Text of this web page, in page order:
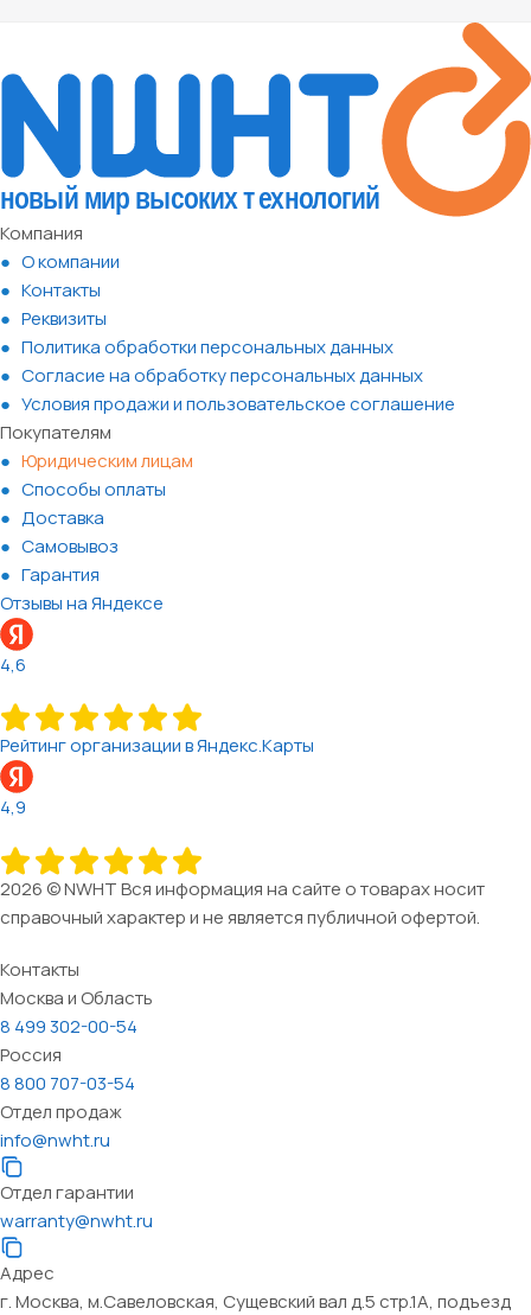
Компания
О компании
Контакты
Реквизиты
Политика обработки персональных данных
Согласие на обработку персональных данных
Условия продажи и пользовательское соглашение
Покупателям
Юридическим лицам
Способы оплаты
Доставка
Самовывоз
Гарантия
Отзывы на Яндексе
4,6
Рейтинг организации в Яндекс.Карты
4,9
2026 © NWHT Вся информация на сайте о товарах носит
справочный характер и не является публичной офертой.
Контакты
Москва и Область
8 499 302-00-54
Россия
8 800 707-03-54
Отдел продаж
info@nwht.ru
Отдел гарантии
warranty@nwht.ru
Адрес
г. Москва, м.Савеловская, Сущевский вал д.5 стр.1А, подъезд